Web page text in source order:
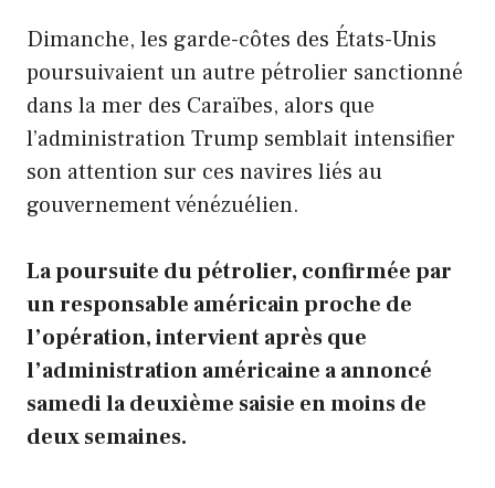
Dimanche, les garde-côtes des États-Unis
poursuivaient un autre pétrolier sanctionné
dans la mer des Caraïbes, alors que
l’administration Trump semblait intensifier
son attention sur ces navires liés au
gouvernement vénézuélien.
La poursuite du pétrolier, confirmée par
un responsable américain proche de
l’opération, intervient après que
l’administration américaine a annoncé
samedi la deuxième saisie en moins de
deux semaines.